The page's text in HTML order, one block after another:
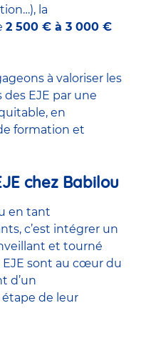
la
2 500 € à 3 000 €
à valoriser les
EJE par une
en
formation et
chez Babilou
en tant
c’est intégrer un
et tourné
EJE sont au cœur du
d’un
de leur